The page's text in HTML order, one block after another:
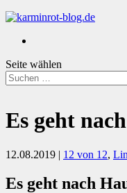
Seite wählen
Es geht
12.08.2019 | 12 von 12,
Es geht nach